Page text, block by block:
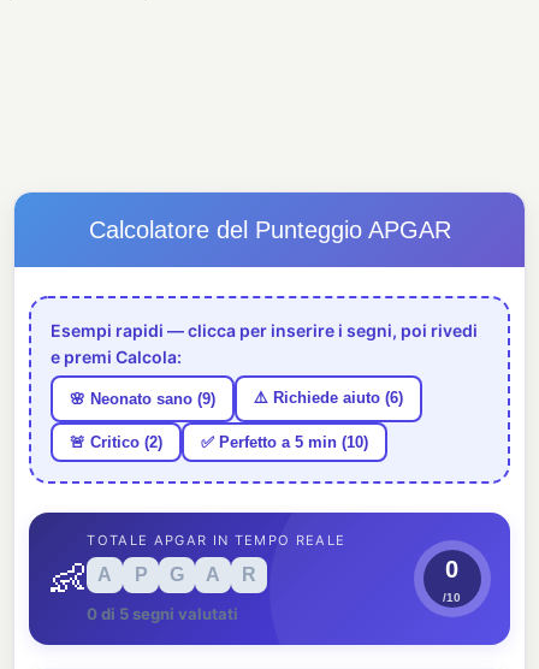
Calcolatore del Punteggio APGAR
Esempi rapidi — clicca per inserire i segni, poi rivedi
e premi Calcola:
🌸 Neonato sano (9) ⚠️ Richiede aiuto (6)
🚨 Critico (2) ✅ Perfetto a 5 min (10)
👶
TOTALE APGAR IN TEMPO REALE
A P G A R
0 di 5 segni valutati
0
/10